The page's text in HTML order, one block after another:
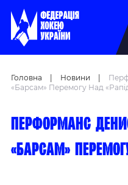
Головна Новини
«барсам» Перемогу Над
Перформанс
«барсам»